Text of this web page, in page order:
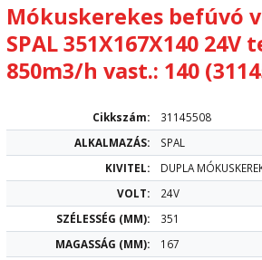
Mókuskerekes befúvó
SPAL 351X167X140 24V
850m3/h vast.: 140
Cikkszám:
31145508
ALKALMAZÁS:
SPAL
KIVITEL:
DUPLA
VOLT:
24V
SZÉLESSÉG (MM):
351
MAGASSÁG (MM):
167